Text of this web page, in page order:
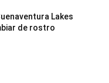
Lakes
de rostro